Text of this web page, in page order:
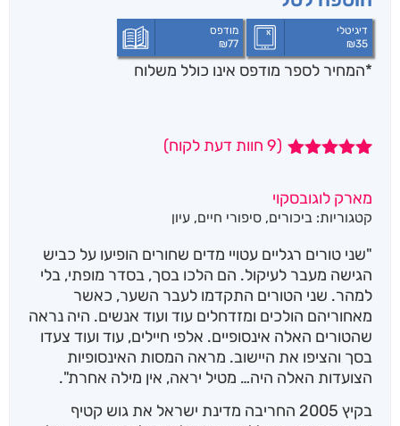
דיגיטלי
₪35
מודפס
₪77
*המחיר לספר מודפס אינו כולל משלוח
מבוסס על
דירוגים של
(
9 חוות דעת לקוח)
מארק לוגובסקוי
קטגוריות: ביכורים, סיפורי חיים, עיון
"שני טורים רגליים עטויי מדים שחורים הופיעו על כביש
הגישה מעבר לעיקול. הם הלכו בסך, בסדר מופתי, בלי
למהר. שני הטורים התקדמו לעבר השער, כאשר
מאחוריהם הולכים ומזדחלים עוד ועוד אנשים. היה נראה
שהטורים האלה אינסופיים. אלפי חיילים, עוד ועוד צעדו
בסך והציפו את היישוב. מראה המסות האינסופיות
הצועדות האלה היה… מטיל יראה, אין מילה אחרת".
בקיץ 2005 החריבה מדינת ישראל את גוש קטיף